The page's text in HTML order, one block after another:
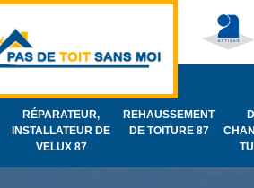
RÉPARATEUR,
INSTALLATEUR DE
VELUX 87
REHAUSSEMENT
DE TOITURE 87